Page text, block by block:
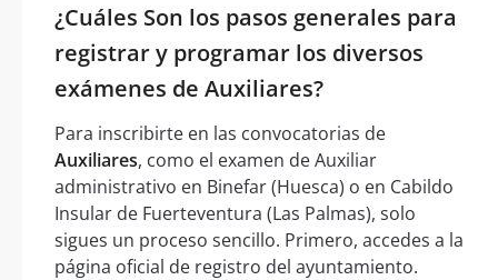
¿Cuáles Son los pasos generales para
registrar y programar los diversos
exámenes de Auxiliares?
Para inscribirte en las convocatorias de
Auxiliares, como el examen de Auxiliar
administrativo en Binefar (Huesca) o en Cabildo
Insular de Fuerteventura (Las Palmas), solo
sigues un proceso sencillo. Primero, accedes a la
página oficial de registro del ayuntamiento.